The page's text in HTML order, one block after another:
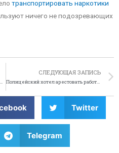
транспортировать наркотики
ничего не подозревающих
В Петербурге у неплательщика изъяли Porsche Cayenne
СЛЕДУЮЩАЯ ЗАПИСЬ
Полицейский хотел арестовать работника ресторана из-за пиццы
Twitter
Telegram